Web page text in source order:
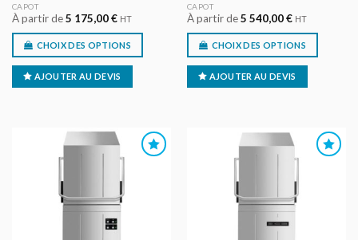
CAPOT
À partir de5 175,00€ HT
CHOIX DES OPTIONS
AJOUTER AU DEVIS
CAPOT
À partir de5 540,00€ HT
CHOIX DES OPTIONS
AJOUTER AU DEVIS
AU DEVIS
AU DEVIS